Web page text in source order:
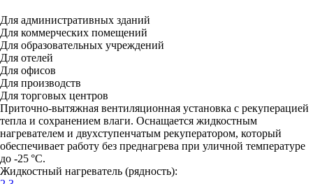
Для административных зданий
Для коммерческих помещений
Для образовательных учреждений
Для отелей
Для офисов
Для производств
Для торговых центров
Приточно-вытяжная вентиляционная установка с рекуперацией
тепла и сохранением влаги. Оснащается жидкостным
нагревателем и двухступенчатым рекуператором, который
обеспечивает работу без преднагрева при уличной температуре
до -25 °C.
Жидкостный нагреватель (рядность):